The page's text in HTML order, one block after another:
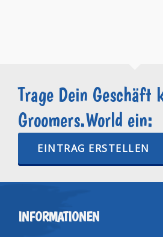
Trage Dein Geschäft
Groomers.World ein:
EINTRAG ERSTELLEN
INFORMATIONEN